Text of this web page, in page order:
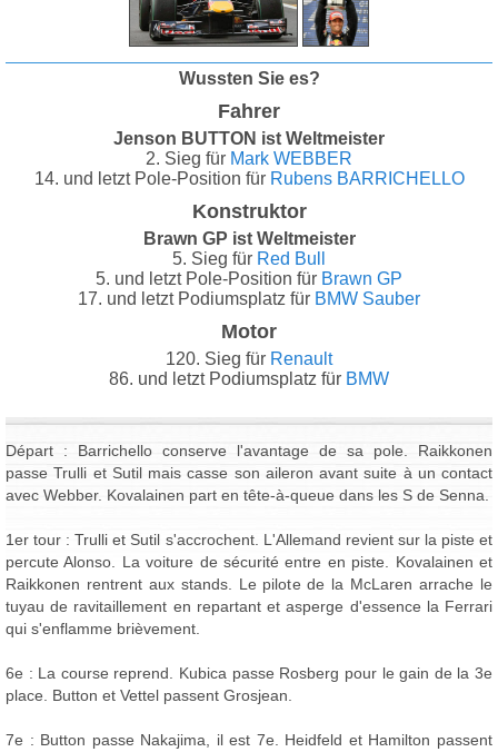
Wussten Sie es?
Fahrer
Jenson BUTTON ist Weltmeister
2. Sieg für Mark WEBBER
14. und letzt Pole-Position für Rubens BARRICHELLO
Konstruktor
Brawn GP ist Weltmeister
5. Sieg für Red Bull
5. und letzt Pole-Position für Brawn GP
17. und letzt Podiumsplatz für BMW Sauber
Motor
120. Sieg für Renault
86. und letzt Podiumsplatz für BMW
Départ : Barrichello conserve l'avantage de sa pole. Raikkonen
passe Trulli et Sutil mais casse son aileron avant suite à un contact
avec Webber. Kovalainen part en tête-à-queue dans les S de Senna.
1er tour : Trulli et Sutil s'accrochent. L'Allemand revient sur la piste et
percute Alonso. La voiture de sécurité entre en piste. Kovalainen et
Raikkonen rentrent aux stands. Le pilote de la McLaren arrache le
tuyau de ravitaillement en repartant et asperge d'essence la Ferrari
qui s'enflamme brièvement.
6e : La course reprend. Kubica passe Rosberg pour le gain de la 3e
place. Button et Vettel passent Grosjean.
7e : Button passe Nakajima, il est 7e. Heidfeld et Hamilton passent